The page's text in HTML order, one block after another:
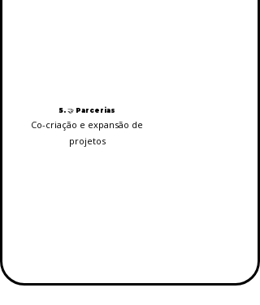
5. 🤝 Parcerias
Co-criação e expansão de
projetos